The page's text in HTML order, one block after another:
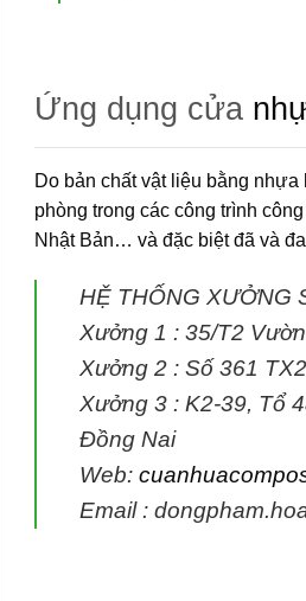
Ứng dụng cửa
Do bản chất vật liệu bằng
phòng trong các công trình
Nhật Bản… và đặc biệt đã và
HỆ THỐNG XƯỞNG
Xưởng 1 :35/T2 Vườn
Xưởng 2 :Số 361
Xưởng 3 :K2-39, Tổ
Đồng Nai
Web:
Email :